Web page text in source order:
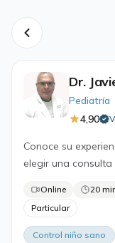
Dr.
Pediatría
4,90
Conoce su
elegir una
Online 20
Particular
Control niño sano